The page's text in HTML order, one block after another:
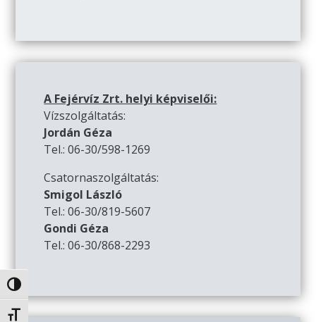
Nagy kontraszt váltása
Betűméret váltása
A Fejérvíz Zrt. helyi képviselői:
Vízszolgáltatás:
Jordán Géza
Tel.: 06-30/598-1269
Csatornaszolgáltatás:
Smigol László
Tel.: 06-30/819-5607
Gondi Géza
Tel.: 06-30/868-2293